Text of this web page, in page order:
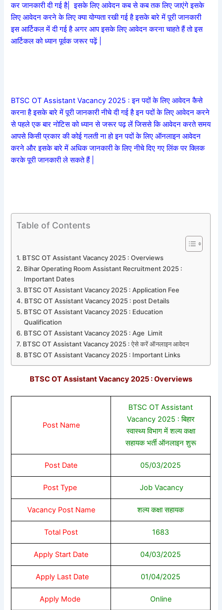
कर जानकारी दी गई है| इसके लिए आवेदन कब से कब तक लिए जाएंगे इसके
लिए आवेदन करने के लिए क्या योग्यता रखी गई है इसके बारे में पूरी जानकारी
इस आर्टिकल में दी गई है अगर आप इसके लिए आवेदन करना चाहते हैं तो इस
आर्टिकल को ध्यान पूर्वक जरूर पढ़ें |
BTSC OT Assistant Vacancy 2025 : इन पदों के लिए आवेदन कैसे
करना है इसके बारे में पूरी जानकारी नीचे दी गई है इन पदों के लिए आवेदन करने
से पहले एक बार नोटिस को ध्यान से जरूर पढ़ लें जिससे कि आवेदन करते समय
आपसे किसी प्रकार की कोई गलती ना हो इन पदों के लिए ऑनलाइन आवेदन
करने और इसके बारे में अधिक जानकारी के लिए नीचे दिए गए लिंक पर क्लिक
करके पूरी जानकारी ले सकते हैं |
Table of Contents
BTSC OT Assistant Vacancy 2025 : Overviews
Bihar Operating Room Assistant Recruitment 2025 :
Important Dates
BTSC OT Assistant Vacancy 2025 : Application Fee
BTSC OT Assistant Vacancy 2025 : post Details
BTSC OT Assistant Vacancy 2025 : Education
Qualification
BTSC OT Assistant Vacancy 2025 : Age Limit
BTSC OT Assistant Vacancy 2025 : ऐसे करें ऑनलाइन आवेदन
BTSC OT Assistant Vacancy 2025 : Important Links
BTSC OT Assistant Vacancy 2025 : Overviews
Post Name
BTSC OT Assistant
Vacancy 2025 : बिहार
स्वास्थ्य विभाग में शल्य कक्षा
सहायक भर्ती ऑनलाइन शुरू
Post Date 05/03/2025
Post Type Job Vacancy
Vacancy Post Name शल्य कक्षा सहायक
Total Post 1683
Apply Start Date 04/03/2025
Apply Last Date 01/04/2025
Apply Mode Online